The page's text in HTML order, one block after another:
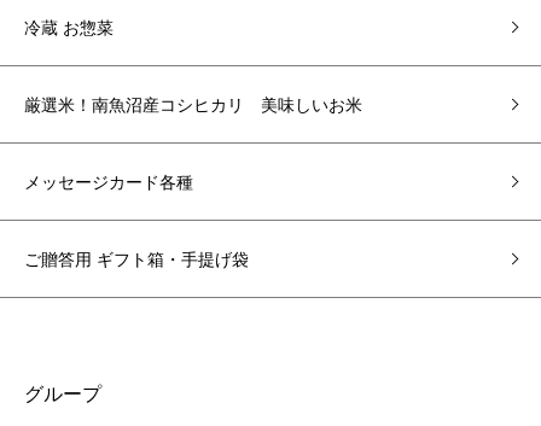
冷蔵 お惣菜
厳選米！南魚沼産コシヒカリ 美味しいお米
メッセージカード各種
ご贈答用 ギフト箱・手提げ袋
グループ